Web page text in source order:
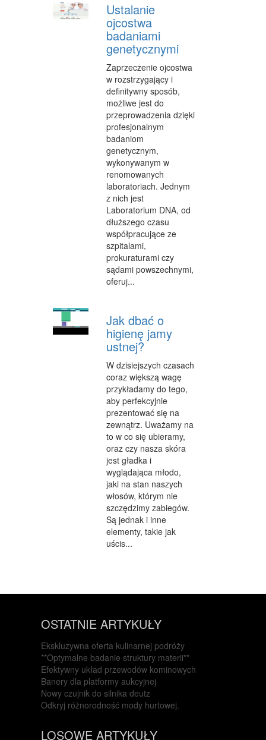
Ustalanie
ojcostwa
badaniami
genetycznymi
Zaprzeczenie ojcostwa
w rozstrzygający i
definitywny sposób,
możliwe jest do
przeprowadzenia dzięki
profesjonalnym
badaniom
genetycznym,
wykonywanym w
renomowanych
laboratoriach. Jednym
z nich jest
Laboratorium DNA, od
dłuższego czasu
współpracujące ze
szpitalami,
prokuraturami czy
sądami powszechnymi,
oferuj...
Jak dbać o
higienę jamy
ustnej?
W dzisiejszych czasach
coraz większą wagę
przykładamy do tego,
aby perfekcyjnie
prezentować się na
zewnątrz. Uważamy na
to w co się ubieramy,
oraz czy nasza skóra
jest gładka i
wyglądająca młodo,
jaki na stan naszych
włosów, którym nie
szczędzimy zabiegów.
Są jednak i inne
elementy, takie jak
uścis...
OSTATNIE ARTYKUŁY
Ekskluzywna oferta kulinarnej podróży
**Optymalne badanie struktury materii**
Efektywny układ przewodów kominowych
Banery dla platformy aukcyjnej
Nowy czujnik do silnika deutz
Odkryj różnorodność mody hurtowej.
LOSOWE ARTYKUŁY